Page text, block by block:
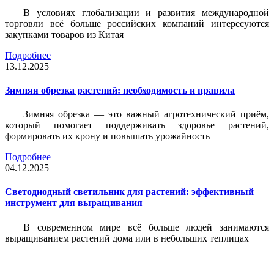
В условиях глобализации и развития международной
торговли всё больше российских компаний интересуются
закупками товаров из Китая
Подробнее
13.12.2025
Зимняя обрезка растений: необходимость и правила
Зимняя обрезка — это важный агротехнический приём,
который помогает поддерживать здоровье растений,
формировать их крону и повышать урожайность
Подробнее
04.12.2025
Светодиодный светильник для растений: эффективный
инструмент для выращивания
В современном мире всё больше людей занимаются
выращиванием растений дома или в небольших теплицах